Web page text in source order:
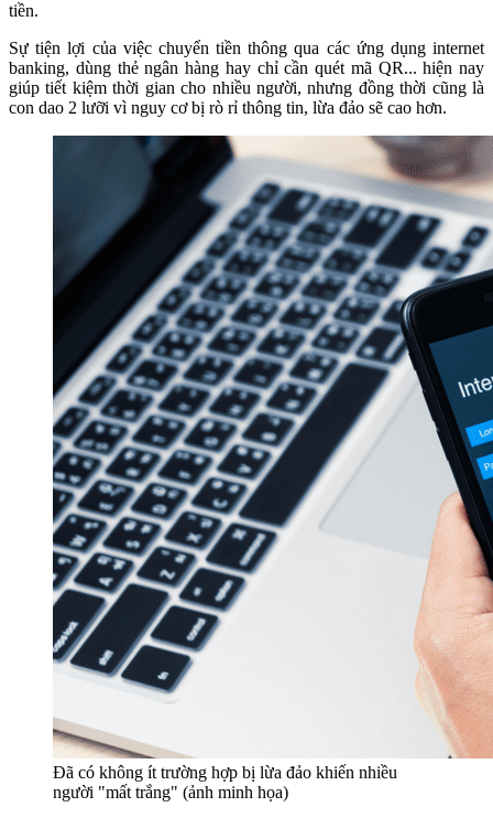
tiền.
Sự tiện lợi của việc chuyển tiền thông qua các ứng dụng internet
banking, dùng thẻ ngân hàng hay chỉ cần quét mã QR... hiện nay
giúp tiết kiệm thời gian cho nhiều người, nhưng đồng thời cũng là
con dao 2 lưỡi vì nguy cơ bị rò rỉ thông tin, lừa đảo sẽ cao hơn.
Đã có không ít trường hợp bị lừa đảo khiến nhiều
người "mất trắng" (ảnh minh họa)